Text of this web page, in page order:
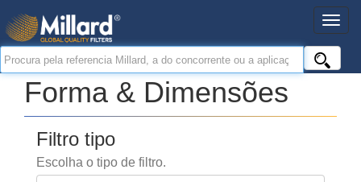
Forma & Dimensões
Filtro tipo
Escolha o tipo de filtro.